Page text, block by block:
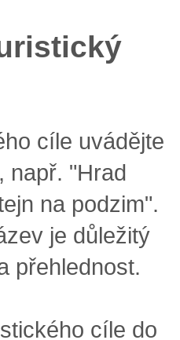
cíle uvádějte
, např. "Hrad
na podzim".
je důležitý
přehlednost.
cíle do